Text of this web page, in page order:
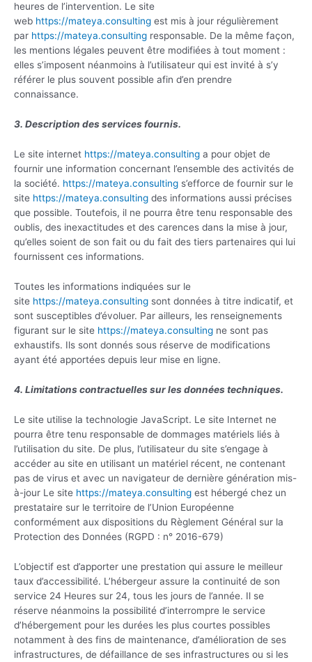
heures de l’intervention. Le site
web https://mateya.consulting est mis à jour régulièrement
par https://mateya.consulting responsable. De la même façon,
les mentions légales peuvent être modifiées à tout moment :
elles s’imposent néanmoins à l’utilisateur qui est invité à s’y
référer le plus souvent possible afin d’en prendre
connaissance.
3. Description des services fournis.
Le site internet https://mateya.consulting a pour objet de
fournir une information concernant l’ensemble des activités de
la société. https://mateya.consulting s’efforce de fournir sur le
site https://mateya.consulting des informations aussi précises
que possible. Toutefois, il ne pourra être tenu responsable des
oublis, des inexactitudes et des carences dans la mise à jour,
qu’elles soient de son fait ou du fait des tiers partenaires qui lui
fournissent ces informations.
Toutes les informations indiquées sur le
site https://mateya.consulting sont données à titre indicatif, et
sont susceptibles d’évoluer. Par ailleurs, les renseignements
figurant sur le site https://mateya.consulting ne sont pas
exhaustifs. Ils sont donnés sous réserve de modifications
ayant été apportées depuis leur mise en ligne.
4. Limitations contractuelles sur les données techniques.
Le site utilise la technologie JavaScript. Le site Internet ne
pourra être tenu responsable de dommages matériels liés à
l’utilisation du site. De plus, l’utilisateur du site s’engage à
accéder au site en utilisant un matériel récent, ne contenant
pas de virus et avec un navigateur de dernière génération mis-
à-jour Le site https://mateya.consulting est hébergé chez un
prestataire sur le territoire de l’Union Européenne
conformément aux dispositions du Règlement Général sur la
Protection des Données (RGPD : n° 2016-679)
L’objectif est d’apporter une prestation qui assure le meilleur
taux d’accessibilité. L’hébergeur assure la continuité de son
service 24 Heures sur 24, tous les jours de l’année. Il se
réserve néanmoins la possibilité d’interrompre le service
d’hébergement pour les durées les plus courtes possibles
notamment à des fins de maintenance, d’amélioration de ses
infrastructures, de défaillance de ses infrastructures ou si les